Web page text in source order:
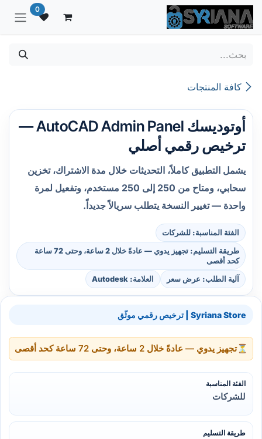
تخطي للذهاب إلى المحتوى 0
كافة المنتجات
أوتوديسك AutoCAD Admin Panel —
ترخيص رقمي أصلي
يشمل التطبيق كاملاً، التحديثات خلال مدة الاشتراك، تخزين
سحابي، ومتاح من 250 إلى 250 مستخدم، وتفعيل لمرة
واحدة — تغيير النسخة يتطلب سريالاً جديداً.
الفئة المناسبة: للشركات
طريقة التسليم: تجهيز يدوي — عادةً خلال 2 ساعة، وحتى 72 ساعة
كحد أقصى
آلية الطلب: عرض سعر العلامة: Autodesk
Syriana Store | ترخيص رقمي موثّق
⏳تجهيز يدوي — عادةً خلال 2 ساعة، وحتى 72 ساعة كحد أقصى
الفئة المناسبة
للشركات
طريقة التسليم